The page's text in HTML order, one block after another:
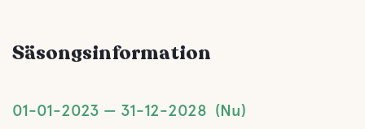
Säsongsinformation
01-01-2023 31-12-2028 Nu